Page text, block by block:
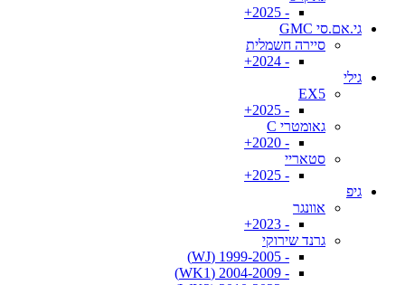
- 2025+
גי.אם.סי GMC
סיירה חשמלית
- 2024+
גילי
EX5
- 2025+
גאומטרי C
- 2020+
סטאריי
- 2025+
גיפ
אוונגר
- 2023+
גרנד שירוקי
- 1999-2005 (WJ)
- 2004-2009 (WK1)